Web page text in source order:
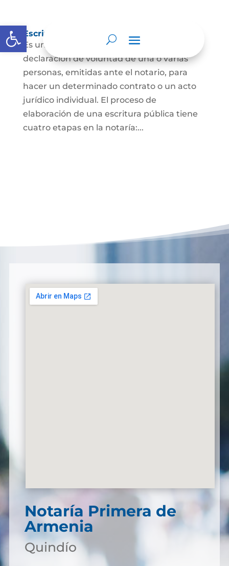
Abrir barra de herramientas
Escritura Pública
Es un documento que contiene la
declaración de voluntad de una o varias
personas, emitidas ante el notario, para
hacer un determinado contrato o un acto
jurídico individual. El proceso de
elaboración de una escritura pública tiene
cuatro etapas en la notaría:...
Notaría Primera de
Armenia
Quindío